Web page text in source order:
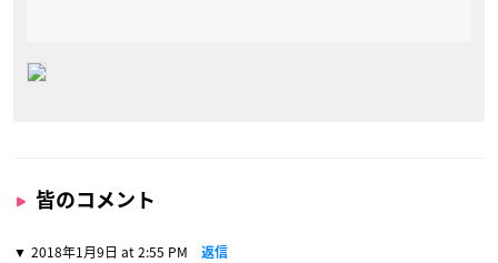
皆のコメント
2018年1月9日 at 2:55 PM 返信